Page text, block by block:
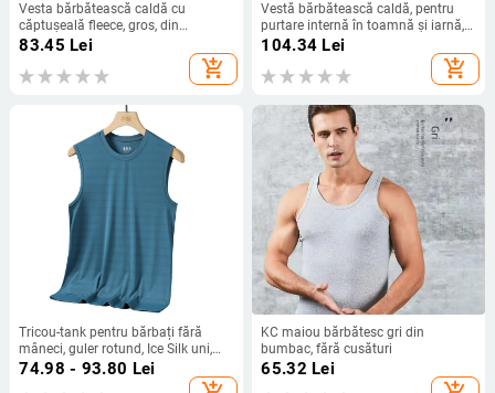
Vesta bărbătească caldă cu
căptușeală fleece, gros, din
poliester, buzunare, strat casual de
83.45 Lei
add_shopping_cart
Vestă bărbătească caldă, pentru
purtare internă în toamnă și iarnă,
strat termic fără cusături, vestă din
104.34 Lei
add_shopping_cart
Tricou-tank pentru bărbați fără
mâneci, guler rotund, Ice Silk uni,
casual-sport, mărime plus, croială
74.98 - 93.80 Lei
KC maiou bărbătesc gri din
bumbac, fără cusături
65.32 Lei